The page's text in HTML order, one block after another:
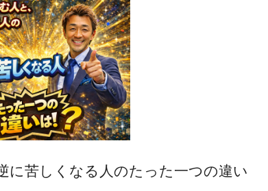
に苦しくなる人のたった一つの違い